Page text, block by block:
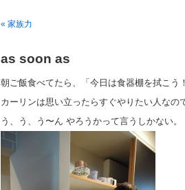
« 家族力
as soon as
朝ご飯食べてたら、「今日は食器棚を拭こう
カーリンは思い立ったらすぐやりたい人なの
う、う、う〜ん やろうかって言うしかない。